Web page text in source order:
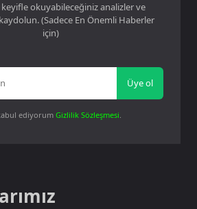
okuyabileceğiniz analizler ve
(Sadece En Önemli Haberler
için)
Üye ol
ediyorumGizlilik Sözleşmesi.